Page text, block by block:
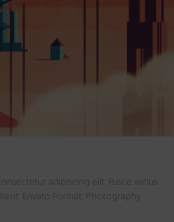
adipiscing elit. Fusce varius
Envato Format: Photography